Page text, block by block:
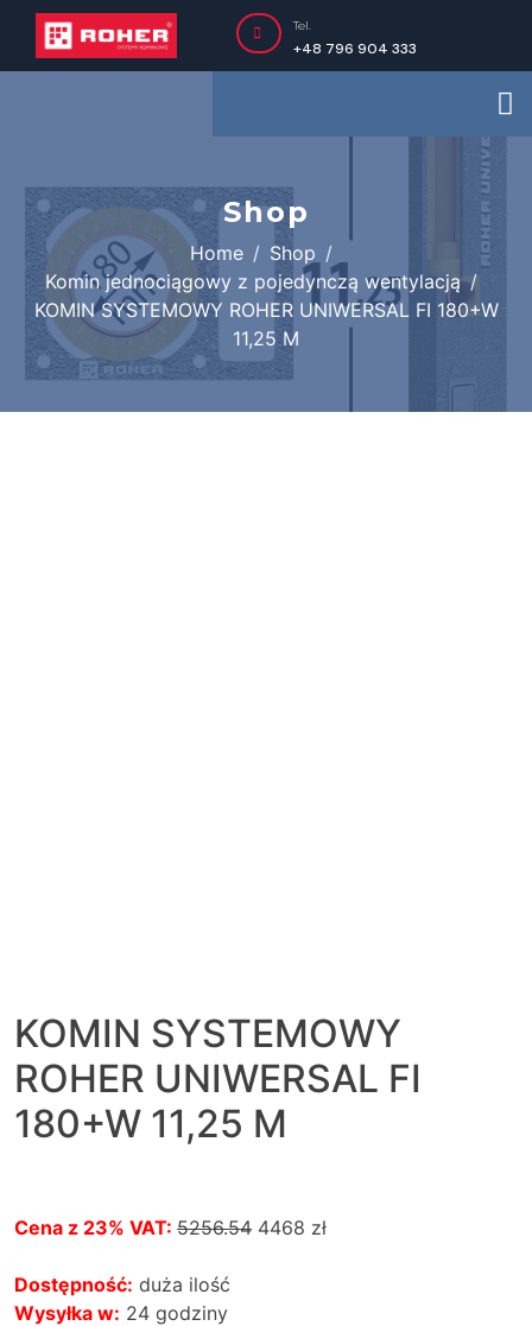
+48 796 904 333
Tel.
Shop
Home
Shop
Komin jednociągowy z pojedynczą wentylacją
KOMIN SYSTEMOWY ROHER UNIWERSAL FI 180+W
11,25 M
KOMIN SYSTEMOWY
ROHER UNIWERSAL FI
180+W 11,25 M
Cena z 23% VAT: 5256.54 4468 zł
Dostępność: duża ilość
Wysyłka w: 24 godziny